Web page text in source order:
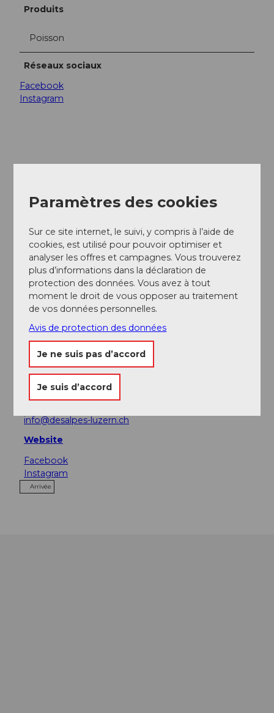
Produits
Poisson
Réseaux sociaux
Facebook
Instagram
A voir
Excursions
Des Alpes
Rathausquai 5
6004Luzern
+41 (0)41 417 20 60
info@desalpes-luzern.ch
Website
Facebook
Instagram
Arrivée
Paramètres des cookies
Sur ce site internet, le suivi, y compris à l’aide de
cookies, est utilisé pour pouvoir optimiser et
analyser les offres et campagnes. Vous trouverez
plus d’informations dans la déclaration de
protection des données. Vous avez à tout
moment le droit de vous opposer au traitement
de vos données personnelles.
Avis de protection des données
Je ne suis pas d’accord
Je suis d’accord